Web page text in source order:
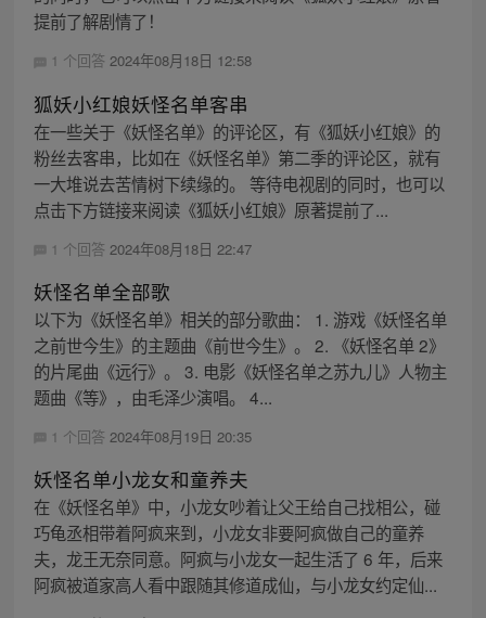
提前了解剧情了！
1 个回答 2024年08月18日 12:58
狐妖小红娘妖怪名单客串
在一些关于《妖怪名单》的评论区，有《狐妖小红娘》的
粉丝去客串，比如在《妖怪名单》第二季的评论区，就有
一大堆说去苦情树下续缘的。 等待电视剧的同时，也可以
点击下方链接来阅读《狐妖小红娘》原著提前了...
1 个回答 2024年08月18日 22:47
妖怪名单全部歌
以下为《妖怪名单》相关的部分歌曲： 1. 游戏《妖怪名单
之前世今生》的主题曲《前世今生》。 2. 《妖怪名单 2》
的片尾曲《远行》。 3. 电影《妖怪名单之苏九儿》人物主
题曲《等》，由毛泽少演唱。 4...
1 个回答 2024年08月19日 20:35
妖怪名单小龙女和童养夫
在《妖怪名单》中，小龙女吵着让父王给自己找相公，碰
巧龟丞相带着阿疯来到，小龙女非要阿疯做自己的童养
夫，龙王无奈同意。阿疯与小龙女一起生活了 6 年，后来
阿疯被道家高人看中跟随其修道成仙，与小龙女约定仙...